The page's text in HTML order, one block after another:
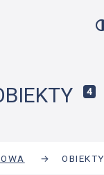
4
→ OBIEKTY